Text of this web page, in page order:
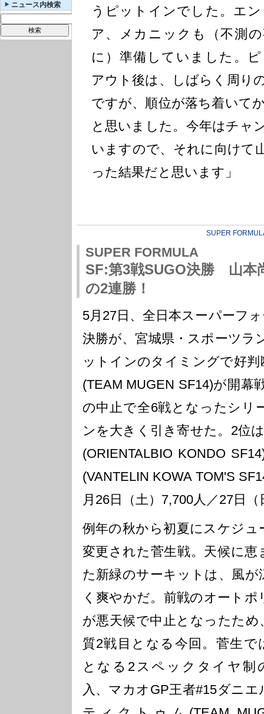
ニュース内検索
うピットインでした。エ
ア、メカニックも（不測
に）準備していました。
アウト後は、しばらく周り
ですが、順位が落ち着いて
と思いました。今年はチャ
いますので、それに向けて
った結果だと思います」
SUPER
SUPER FORMULA
SF:第3戦SUGO決勝 山本
の2連勝！
5月27日、全日本スーパーフ
決勝が、宮城県・スポーツラ
ットインのタイミングで好
(TEAM MUGEN SF14)が開幕
の中止で全6戦となったシリ
ンを大きく引き寄せた。2位
(ORIENTALBIO KONDO
(VANTELIN KOWA TOM'S
月26日（土）7,700人／27日
例年の秋から初夏にスケジュ
変更された菅生戦。天候に恵
た新緑のサーキットは、風が
く爽やかだ。前戦のオートポ
が悪天候で中止となったため
質2戦目となる今回。菅生で
となる2スペックタイヤ制
入、マカオGP王者#15ダニエ